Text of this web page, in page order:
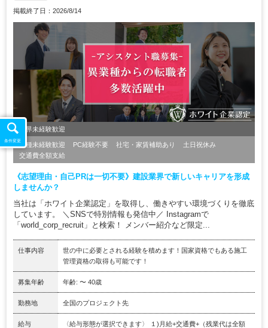
掲載終了日：2026/8/14
業界未経験歓迎
職種未経験歓迎 PC経験不要 社宅・家賃補助あり
土日祝休み
交通費全額支給
《志望理由・自己PRは一切不要》建設業界で新しいキャリアを形成
しませんか？
当社は「ホワイト企業認定」を取得し、働きやすい環境づくりを徹底
しています。 ＼SNSで特別情報も発信中／ Instagramで
「world_corp_recruit」と検索！ メンバー紹介など限定...
仕事内容
世の中に必要とされる経験を積めます！国家資格でもある施工
管理資格の取得も可能です！
募集年齢 年齢: 〜 40歳
勤務地 全国のプロジェクト先
給与
〈給与形態が選択できます〉 １)月給+交通費+（残業代は全額
条件変更